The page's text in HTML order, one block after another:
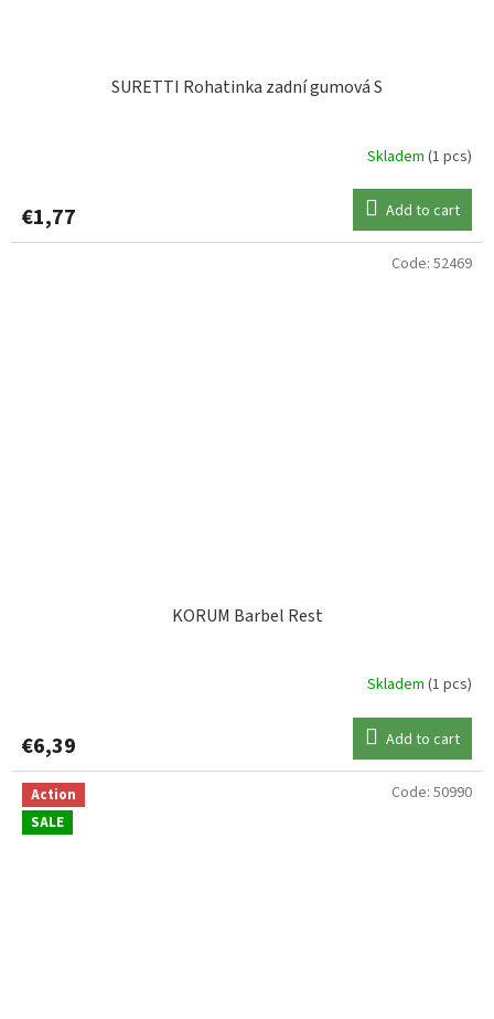
SURETTI Rohatinka zadní gumová S
Skladem (1 pcs)
€1,77 Add to cart
KORUM Barbel Rest
Skladem (1 pcs)
€6,39 Add to cart
Code: 52469
Action
SALE
Code: 50990